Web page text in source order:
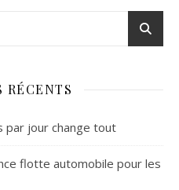
RÉCENTS
par jour change tout
flotte automobile pour les